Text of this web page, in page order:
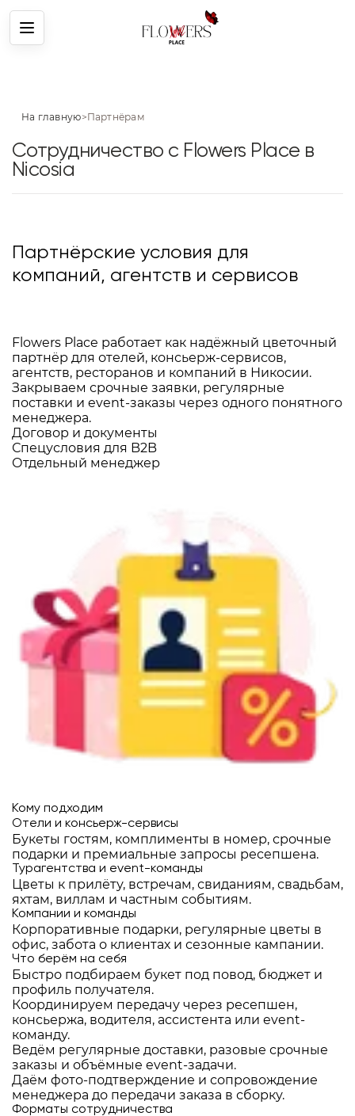
Меню
На главную>Партнёрам
Сотрудничество с Flowers Place в
Nicosia
Партнёрские условия для
компаний, агентств и сервисов
Flowers Place работает как надёжный цветочный
партнёр для отелей, консьерж-сервисов,
агентств, ресторанов и компаний в Никосии.
Закрываем срочные заявки, регулярные
поставки и event-заказы через одного понятного
менеджера.
Договор и документы
Спецусловия для B2B
Отдельный менеджер
Кому подходим
Отели и консьерж-сервисы
Букеты гостям, комплименты в номер, срочные
подарки и премиальные запросы ресепшена.
Турагентства и event-команды
Цветы к прилёту, встречам, свиданиям, свадьбам,
яхтам, виллам и частным событиям.
Компании и команды
Корпоративные подарки, регулярные цветы в
офис, забота о клиентах и сезонные кампании.
Что берём на себя
Быстро подбираем букет под повод, бюджет и
профиль получателя.
Координируем передачу через ресепшен,
консьержа, водителя, ассистента или event-
команду.
Ведём регулярные доставки, разовые срочные
заказы и объёмные event-задачи.
Даём фото-подтверждение и сопровождение
менеджера до передачи заказа в сборку.
Форматы сотрудничества